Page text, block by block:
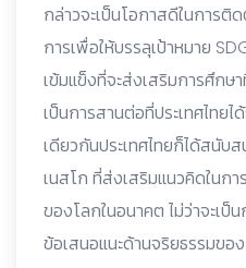
กล่าวจะเป็นโอกาสดีในการติ
การเพื่อให้บรรลุเป้าหมาย
เข้มแข็งที่จะส่งเสริมการศึก
เป็นการสานต่อที่ประเทศไท
เดียวกันประเทศไทยก็ได้สนับ
เนสโก ที่ส่งเสริมแนวคิดใน
ของโลกในอนาคต ไม่ว่าจะเป็
ข้อเสนอแนะด้านจริยธรรม